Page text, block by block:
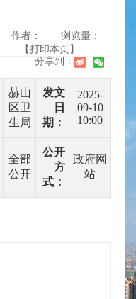
作者：
浏览量：
【打印本页】
分享到：
赫山
区卫
生局
发文
日
期：
2025-
09-10
10:00
全部
公开
公开
方
式：
政府网
站